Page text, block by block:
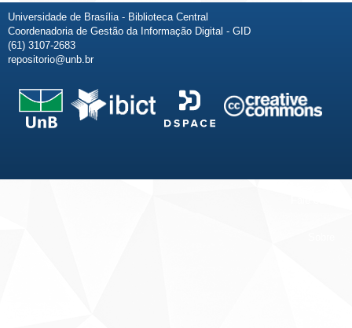
Universidade de Brasília - Biblioteca Central
Coordenadoria de Gestão da Informação Digital - GID
(61) 3107-2683
repositorio@unb.br